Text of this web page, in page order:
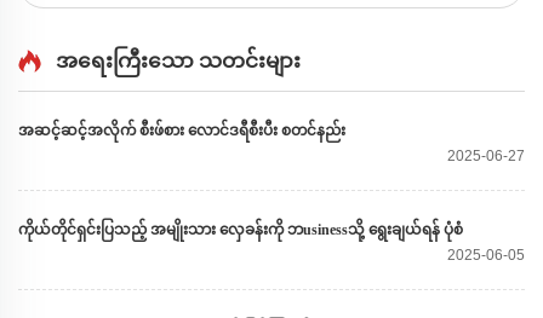
အရေးကြီးသော သတင်းများ
အဆင့်ဆင့်အလိုက် စီးဖ်စား လောင်ဒရီစီးပီး စတင်နည်း
2025-06-27
ကိုယ်တိုင်ရှင်းပြသည့် အမျိုးသား လှေခန်းကို ဘusinessသို့ ရွေးချယ်ရန် ပုံစံ
2025-06-05